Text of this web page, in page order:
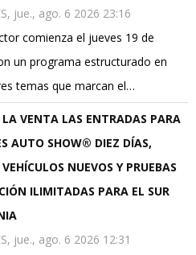
jue., ago. 6 2026 23:16
comienza el jueves 19 de
un programa estructurado en
temas que marcan el…
VENTA LAS ENTRADAS PARA
AUTO SHOW® DIEZ DÍAS,
NUEVOS Y PRUEBAS
ILIMITADAS PARA EL SUR
jue., ago. 6 2026 12:31